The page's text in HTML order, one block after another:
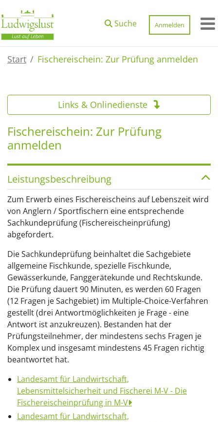
Zum Hauptinhalt springen
Suche
Anmelden
Start Fischereischein: Zur Prüfung anmelden
Links & Onlinedienste
Fischereischein: Zur Prüfung
anmelden
Leistungsbeschreibung
Zum Erwerb eines Fischereischeins auf Lebenszeit wird
von Anglern / Sportfischern eine entsprechende
Sachkundeprüfung (Fischereischeinprüfung)
abgefordert.
Die Sachkundeprüfung beinhaltet die Sachgebiete
allgemeine Fischkunde, spezielle Fischkunde,
Gewässerkunde, Fanggerätekunde und Rechtskunde.
Die Prüfung dauert 90 Minuten, es werden 60 Fragen
(12 Fragen je Sachgebiet) im Multiple-Choice-Verfahren
gestellt (drei Antwortmöglichkeiten je Frage - eine
Antwort ist anzukreuzen). Bestanden hat der
Prüfungsteilnehmer, der mindestens sechs Fragen je
Komplex und insgesamt mindestens 45 Fragen richtig
beantwortet hat.
Landesamt für Landwirtschaft,
Lebensmittelsicherheit und Fischerei M-V - Die
Fischereischeinprüfung in M-V
Landesamt für Landwirtschaft,